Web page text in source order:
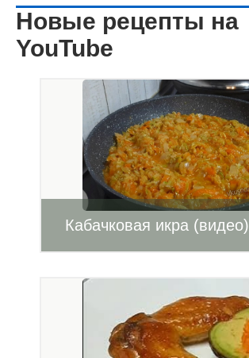
Новые рецепты на
YouTube
Кабачковая икра (видео)